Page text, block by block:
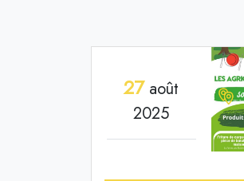
27août
2025